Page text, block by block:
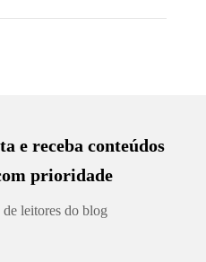
e receba conteúdos
prioridade
de leitores do blog